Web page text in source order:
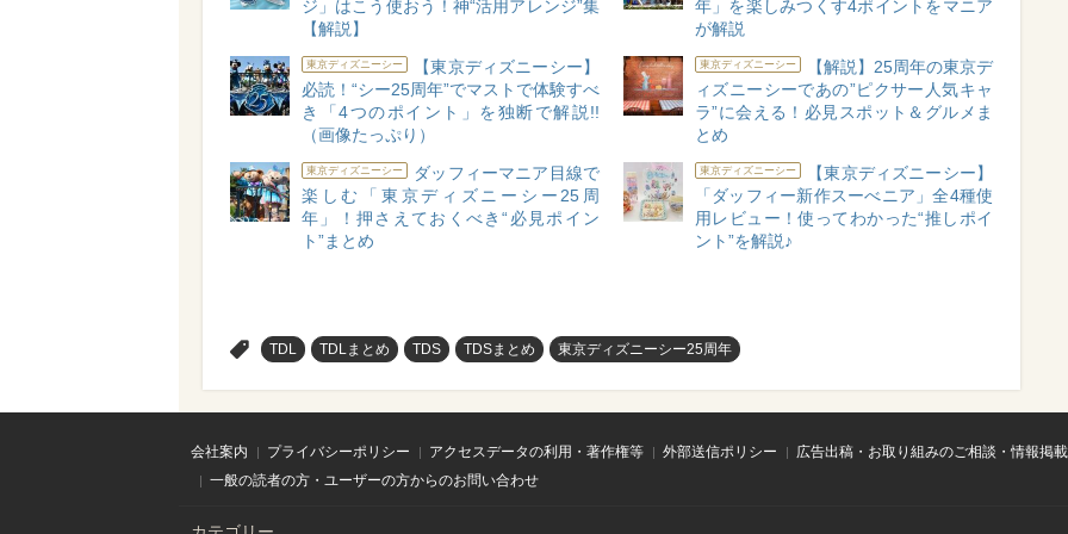
ジ」はこう使おう！神“活用アレンジ”集
【解説】
年」を楽しみつくす4ポイントをマニア
が解説
東京ディズニーシー
【東京ディズニーシー】
必読！“シー25周年”でマストで体験すべ
き「4つのポイント」を独断で解説!!
（画像たっぷり）
東京ディズニーシー
【解説】25周年の東京デ
ィズニーシーであの”ピクサー人気キャ
ラ”に会える！必見スポット＆グルメま
とめ
東京ディズニーシー
ダッフィーマニア目線で
楽しむ「東京ディズニーシー25周
年」！押さえておくべき“必見ポイン
ト”まとめ
東京ディズニーシー
【東京ディズニーシー】
「ダッフィー新作スーべニア」全4種使
用レビュー！使ってわかった“推しポイ
ント”を解説♪
TDL TDLまとめ TDS TDSまとめ 東京ディズニーシー25周年
会社案内 プライバシーポリシー アクセスデータの利用・著作権等 外部送信ポリシー
広告出稿・お取り組みのご相談・情報掲
一般の読者の方・ユーザーの方からのお問い合わせ